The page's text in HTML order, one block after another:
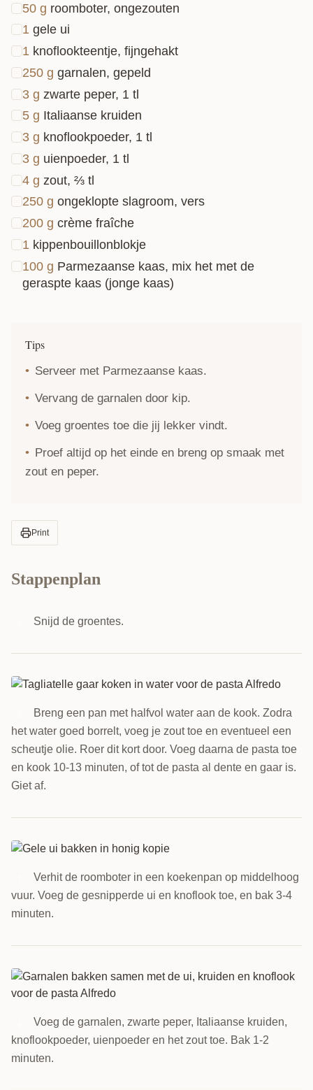
50 g roomboter, ongezouten
1 gele ui
1 knoflookteentje, fijngehakt
250 g garnalen, gepeld
3 g zwarte peper, 1 tl
5 g Italiaanse kruiden
3 g knoflookpoeder, 1 tl
3 g uienpoeder, 1 tl
4 g zout, ⅔ tl
250 g ongeklopte slagroom, vers
200 g crème fraîche
1 kippenbouillonblokje
100 g Parmezaanse kaas, mix het met de
geraspte kaas (jonge kaas)
Tips
Serveer met Parmezaanse kaas.
Vervang de garnalen door kip.
Voeg groentes toe die jij lekker vindt.
Proef altijd op het einde en breng op smaak met
zout en peper.
Print
Stappenplan
Snijd de groentes.
Breng een pan met halfvol water aan de kook. Zodra
het water goed borrelt, voeg je zout toe en eventueel een
scheutje olie. Roer dit kort door. Voeg daarna de pasta toe
en kook 10-13 minuten, of tot de pasta al dente en gaar is.
Giet af.
Verhit de roomboter in een koekenpan op middelhoog
vuur. Voeg de gesnipperde ui en knoflook toe, en bak 3-4
minuten.
Voeg de garnalen, zwarte peper, Italiaanse kruiden,
knoflookpoeder, uienpoeder en het zout toe. Bak 1-2
minuten.